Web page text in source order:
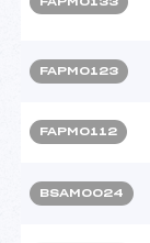
FAPM0123
FAPM0112
BSAM0024